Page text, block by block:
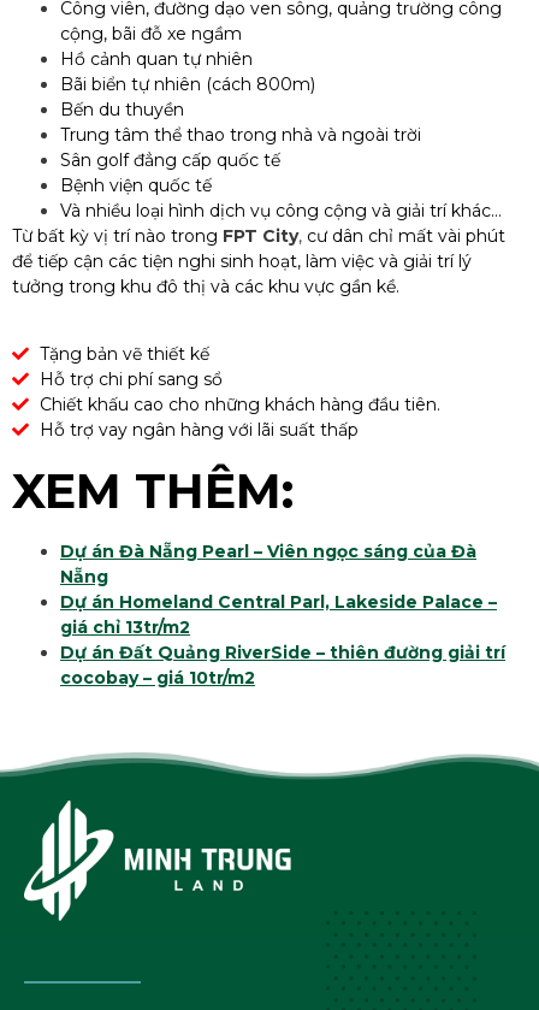
Công viên, đường dạo ven sông, quảng trường công
cộng, bãi đỗ xe ngầm
Hồ cảnh quan tự nhiên
Bãi biển tự nhiên (cách 800m)
Bến du thuyền
Trung tâm thể thao trong nhà và ngoài trời
Sân golf đẳng cấp quốc tế
Bệnh viện quốc tế
Và nhiều loại hình dịch vụ công cộng và giải trí khác…
Từ bất kỳ vị trí nào trong FPT City, cư dân chỉ mất vài phút
để tiếp cận các tiện nghi sinh hoạt, làm việc và giải trí lý
tưởng trong khu đô thị và các khu vực gần kề.
Tặng bản vẽ thiết kế
Hỗ trợ chi phí sang sổ
Chiết khấu cao cho những khách hàng đầu tiên.
Hỗ trợ vay ngân hàng với lãi suất thấp
XEM THÊM:
Dự án Đà Nẵng Pearl – Viên ngọc sáng của Đà
Nẵng
Dự án Homeland Central Parl, Lakeside Palace –
giá chỉ 13tr/m2
Dự án Đất Quảng RiverSide – thiên đường giải trí
cocobay – giá 10tr/m2